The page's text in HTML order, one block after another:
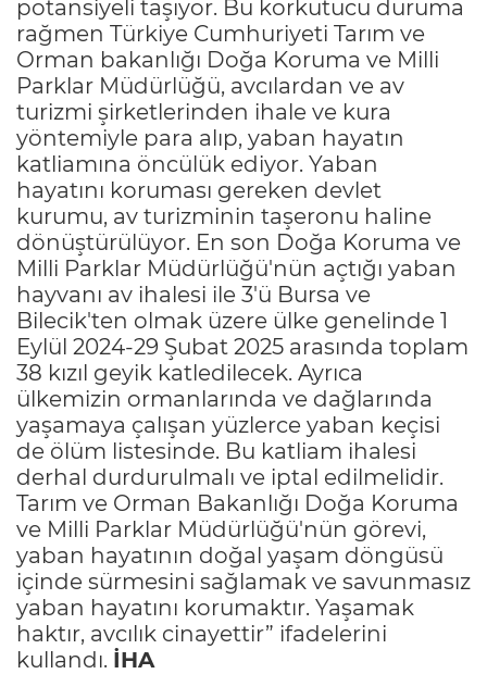
potansiyeli taşıyor. Bu korkutucu duruma
rağmen Türkiye Cumhuriyeti Tarım ve
Orman bakanlığı Doğa Koruma ve Milli
Parklar Müdürlüğü, avcılardan ve av
turizmi şirketlerinden ihale ve kura
yöntemiyle para alıp, yaban hayatın
katliamına öncülük ediyor. Yaban
hayatını koruması gereken devlet
kurumu, av turizminin taşeronu haline
dönüştürülüyor. En son Doğa Koruma ve
Milli Parklar Müdürlüğü'nün açtığı yaban
hayvanı av ihalesi ile 3'ü Bursa ve
Bilecik'ten olmak üzere ülke genelinde 1
Eylül 2024-29 Şubat 2025 arasında toplam
38 kızıl geyik katledilecek. Ayrıca
ülkemizin ormanlarında ve dağlarında
yaşamaya çalışan yüzlerce yaban keçisi
de ölüm listesinde. Bu katliam ihalesi
derhal durdurulmalı ve iptal edilmelidir.
Tarım ve Orman Bakanlığı Doğa Koruma
ve Milli Parklar Müdürlüğü'nün görevi,
yaban hayatının doğal yaşam döngüsü
içinde sürmesini sağlamak ve savunmasız
yaban hayatını korumaktır. Yaşamak
haktır, avcılık cinayettir” ifadelerini
kullandı. İHA